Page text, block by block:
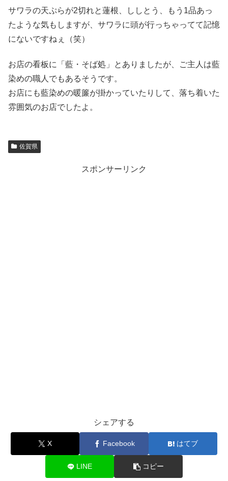
サワラの天ぷらが2切れと蓮根、ししとう、もう1品あっ
たような気もしますが、サワラに頭が行っちゃってて記憶
にないですねぇ（笑）
お店の看板に「藍・そば処」とありましたが、ご主人は藍
染めの職人でもあるそうです。
お店にも藍染めの暖簾が掛かっていたりして、落ち着いた
雰囲気のお店でしたよ。
佐賀県
スポンサーリンク
シェアする
X Facebook はてブ
LINE コピー